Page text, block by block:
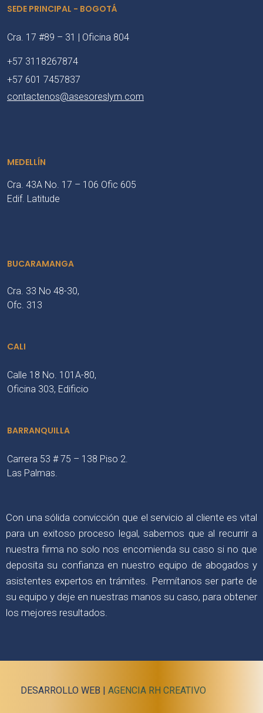
SEDE PRINCIPAL - BOGOTÁ
Cra. 17 #89 – 31 | Oficina 804
+57 3118267874
+57 601 7457837
contactenos@asesoreslym.com
MEDELLÍN
Cra. 43A No. 17 – 106 Ofic 605
Edif. Latitude
BUCARAMANGA
Cra. 33 No 48-30,
Ofc. 313
CALI
Calle 18 No. 101A-80,
Oficina 303, Edificio
BARRANQUILLA
Carrera 53 # 75 – 138 Piso 2.
Las Palmas.
Con una sólida convicción que el servicio al cliente es vital
para un exitoso proceso legal, sabemos que al recurrir a
nuestra firma no solo nos encomienda su caso si no que
deposita su confianza en nuestro equipo de abogados y
asistentes expertos en trámites. Permítanos ser parte de
su equipo y deje en nuestras manos su caso, para obtener
los mejores resultados.
DESARROLLO WEB | AGENCIA RH CREATIVO